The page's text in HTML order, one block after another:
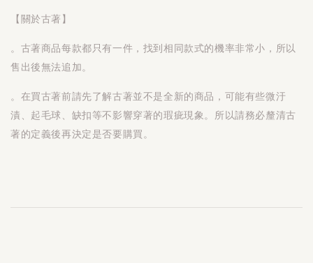
【關於古著】
。古著商品每款都只有一件，找到相同款式的機率非常小，所以
售出後無法追加。
。在買古著前請先了解古著並不是全新的商品，可能有些微汙
漬、起毛球、缺扣等不影響穿著的瑕疵現象。所以請務必釐清古
著的定義後再決定是否要購買。